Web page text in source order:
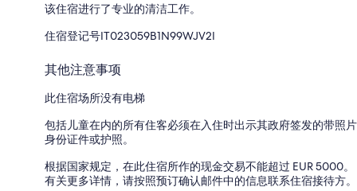
该住宿进行了专业的清洁工作。
住宿登记号IT023059B1N99WJV2I
其他注意事项
此住宿场所没有电梯
包括儿童在内的所有住客必须在入住时出示其政府签发的带照片
身份证件或护照。
根据国家规定，在此住宿所作的现金交易不能超过 EUR 5000。
有关更多详情，请按照预订确认邮件中的信息联系住宿接待方。